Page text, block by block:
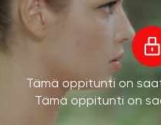
Tämä oppitunti on
Tämä oppitunti on